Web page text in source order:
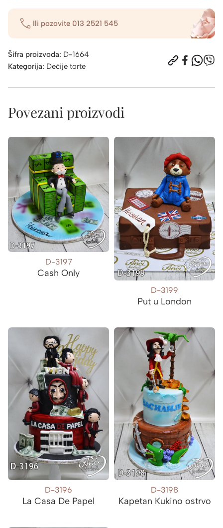
Ili pozovite 013 2521 545
Šifra proizvoda: D-1664
Kategorija: Dečije torte
Povezani proizvodi
D-3197
Cash Only
D-3199
Put u London
D-3196
La Casa De Papel
D-3198
Kapetan Kukino ostrvo